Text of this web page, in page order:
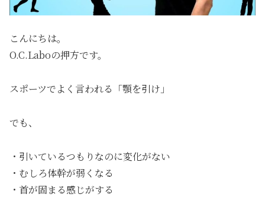
こんにちは。
O.C.Laboの押方です。
スポーツでよく言われる「顎を引け」
でも、
・引いているつもりなのに変化がない
・むしろ体幹が弱くなる
・首が固まる感じがする